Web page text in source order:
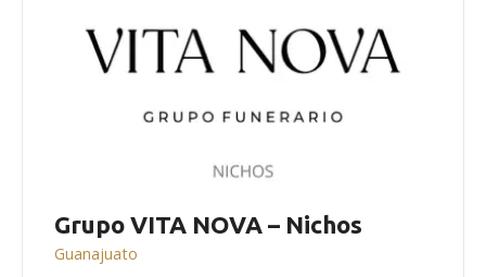
Grupo VITA NOVA – Nichos
Guanajuato